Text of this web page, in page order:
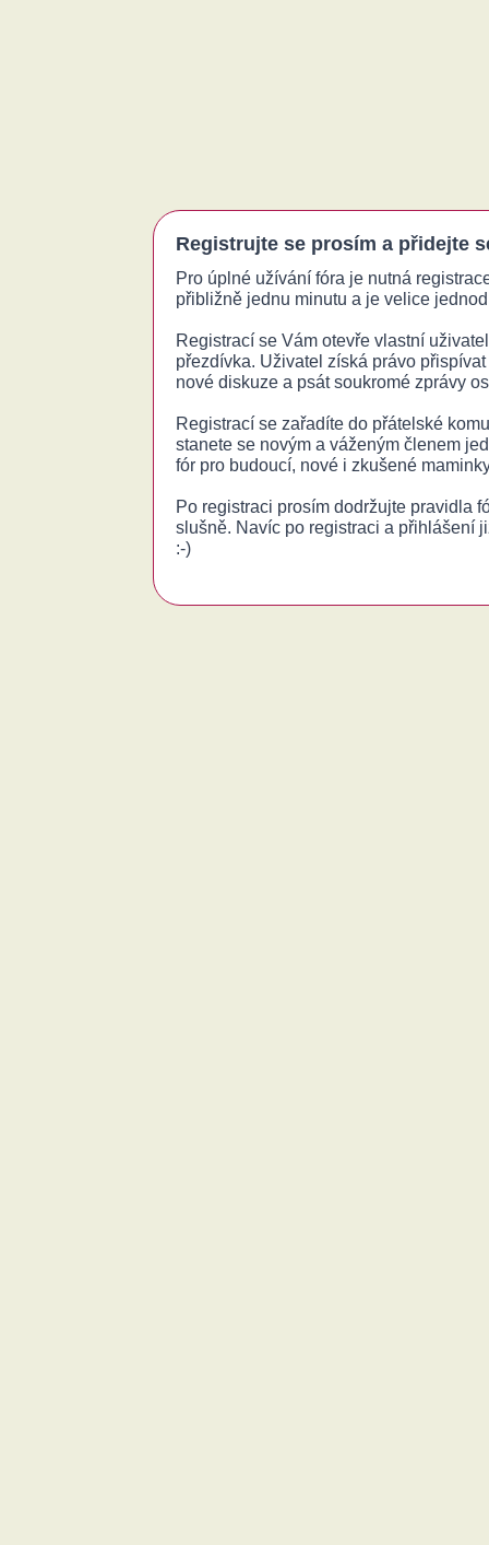
Registrujte se prosím a přidejte
Pro úplné užívání fóra je nutná
přibližně jednu minutu a je velice
Registrací se Vám otevře vlastní
přezdívka. Uživatel získá právo
nové diskuze a psát soukromé zprávy
Registrací se zařadíte do přátelské
stanete se novým a váženým členem
fór pro budoucí, nové i zkušené
Po registraci prosím dodržujte pravidla
slušně. Navíc po registraci a přihlášení
:-)